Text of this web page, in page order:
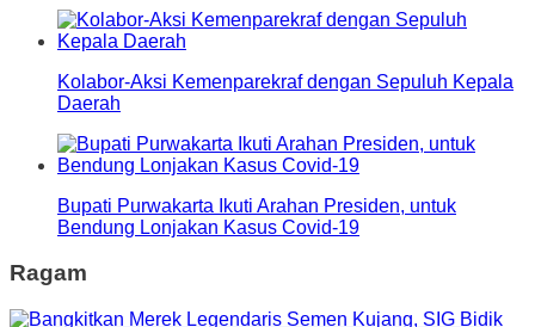
Kolabor-Aksi Kemenparekraf dengan Sepuluh Kepala
Daerah
Bupati Purwakarta Ikuti Arahan Presiden, untuk
Bendung Lonjakan Kasus Covid-19
Ragam